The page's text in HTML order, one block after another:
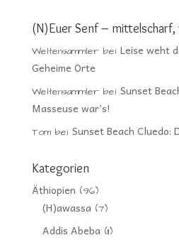
(N)Euer Senf – mittelscharf,
Weltensammlerbei Leise weht
Geheime Orte
Weltensammlerbei Sunset
Masseuse war’s!
Tombei Sunset Beach Cluedo:
Kategorien
Äthiopien (96)
(H)awassa(7)
Addis Abeba(11)